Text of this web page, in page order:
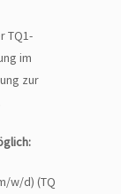
TQ1-
im
zur
w/d) (TQ